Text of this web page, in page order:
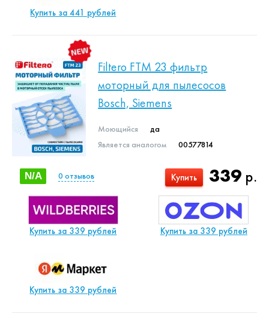
Купить за 441 рублей
Filtero FTM 23 фильтр
моторный для пылесосов
Bosch, Siemens
Моющийся
да
Является аналогом
00577814
339 р.
Купить
N/A 0 отзывов
Купить за 339 рублей Купить за 339 рублей
Купить за 339 рублей